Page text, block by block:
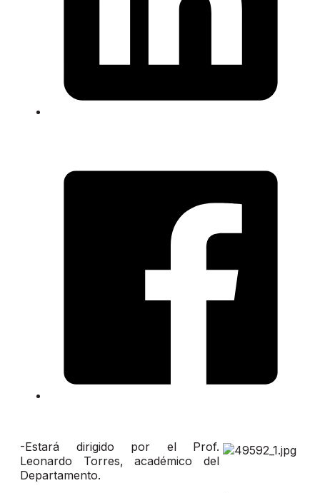
-Estará dirigido por el Prof.
Leonardo Torres, académico del
Departamento.